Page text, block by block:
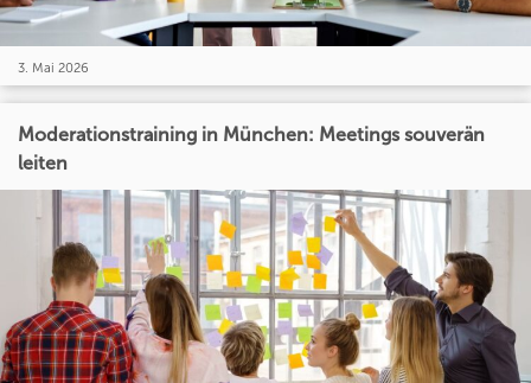
3. Mai 2026
Moderationstraining in München: Meetings souverän
leiten